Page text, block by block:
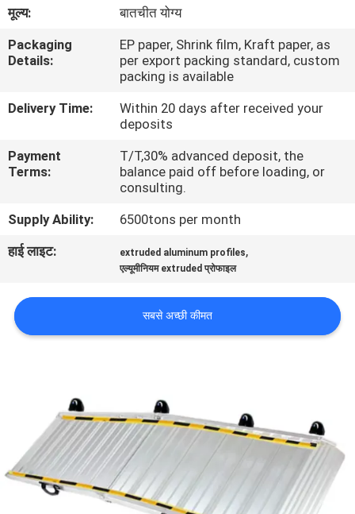
कारखाना
भ्रमण
गुणवत्ता
संपर्क
करें
समाचार
एक
उद्धरण
साइटमैप
मूल्य:
बातचीत योग्य
Packaging
Details:
EP paper, Shrink film, Kraft paper, as
per export packing standard, custom
packing is available
Delivery Time:
Within 20 days after received your
deposits
Payment
Terms:
T/T,30% advanced deposit, the
balance paid off before loading, or
consulting.
Supply Ability:
6500tons per month
हाई लाइट:
extruded aluminum profiles,
एल्यूमीनियम extruded प्रोफाइल
सबसे अच्छी कीमत